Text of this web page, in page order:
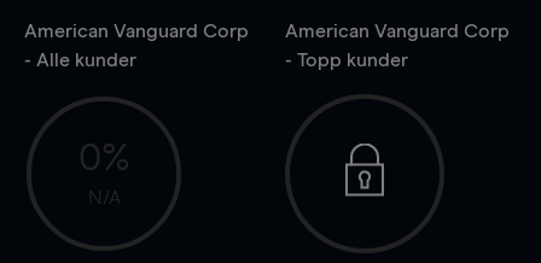
American Vanguard Corp
- Alle kunder
0%
N/A
American Vanguard Corp
- Topp kunder